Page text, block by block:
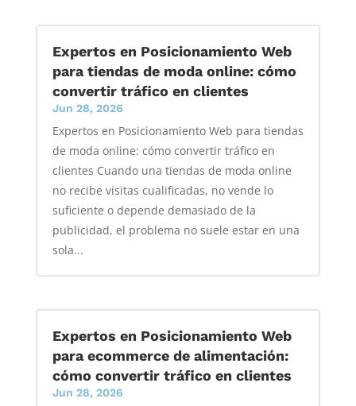
Expertos en Posicionamiento Web
para tiendas de moda online: cómo
convertir tráfico en clientes
Jun 28, 2026
Expertos en Posicionamiento Web para tiendas
de moda online: cómo convertir tráfico en
clientes Cuando una tiendas de moda online
no recibe visitas cualificadas, no vende lo
suficiente o depende demasiado de la
publicidad, el problema no suele estar en una
sola...
Expertos en Posicionamiento Web
para ecommerce de alimentación:
cómo convertir tráfico en clientes
Jun 28, 2026